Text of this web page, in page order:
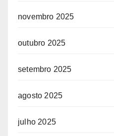
novembro 2025
outubro 2025
setembro 2025
agosto 2025
julho 2025